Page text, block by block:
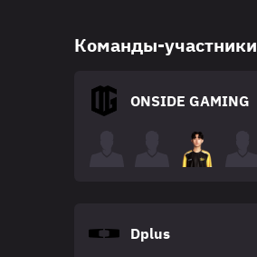
Команды-участники
ONSIDE GAMING
Dplus